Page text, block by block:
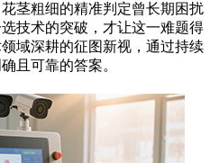
茎粗细的精准判定曾长期困扰
技术的突破，才让这一难题得
域深耕的征图新视，通过持续
且可靠的答案。